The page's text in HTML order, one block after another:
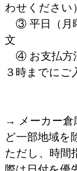
わせください）
③ 平日（月
文
④ お支払方
３時までにご
→ メーカー倉
ど一部地域を
ただし、時間